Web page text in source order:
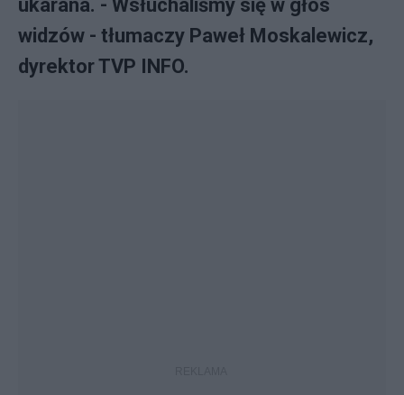
ukarana. - Wsłuchaliśmy się w głos
widzów - tłumaczy Paweł Moskalewicz,
dyrektor TVP INFO.